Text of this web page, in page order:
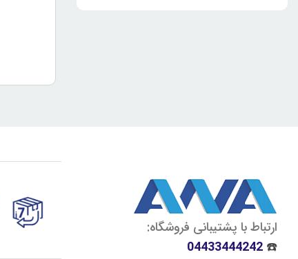
ارتباط با پشتیبانی فروشگاه:
☎️
04433444242